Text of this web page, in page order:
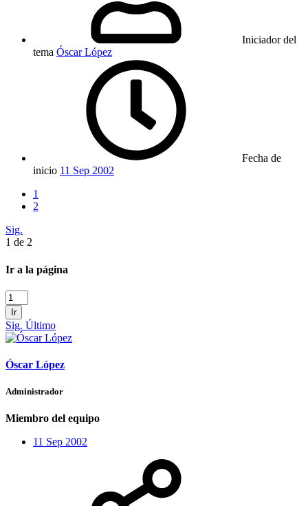
Iniciador del
tema Óscar López
Fecha de
inicio 11 Sep 2002
1
2
Sig.
1 de 2
Ir a la página
Ir
Sig. Último
Óscar López
Administrador
Miembro del equipo
11 Sep 2002